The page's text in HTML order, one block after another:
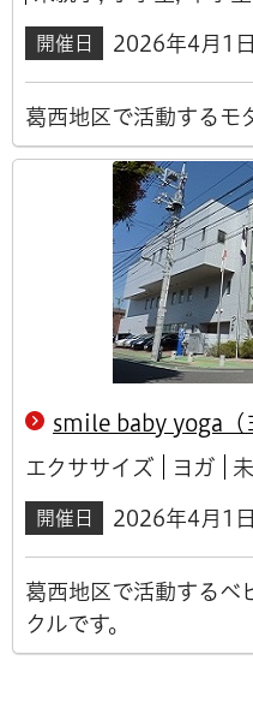
開催日 2026年4月1
葛西地区で活動するモ
smile baby yoga（
エクササイズ ヨガ
開催日 2026年4月1
葛西地区で活動するベ
クルです。